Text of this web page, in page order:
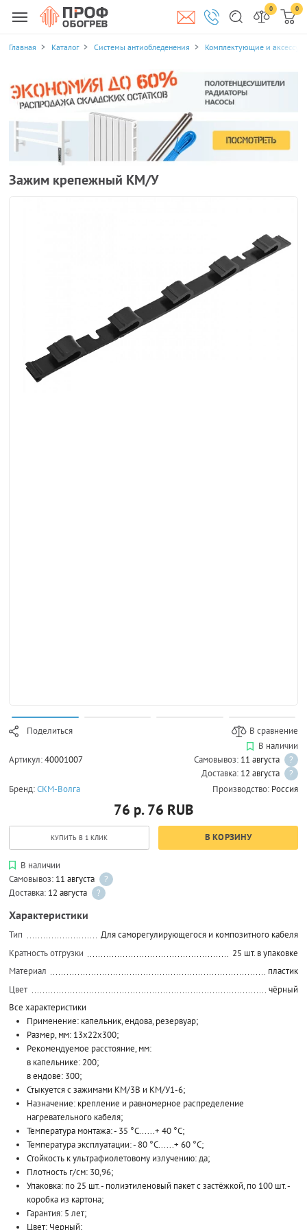
0 0
Главная Каталог Системы антиобледенения Комплектующие и
Зажим крепежный КМ/У
Поделиться В сравнение
Артикул:40001007
В наличии
Самовывоз: 11 августа
?
Доставка: 12 августа
?
Бренд:СКМ-Волга Производство: Россия
76 р. 76 RUB
КУПИТЬ В 1 КЛИК В КОРЗИНУ
В наличии
Самовывоз: 11 августа
?
Доставка: 12 августа ?
Характеристики
Тип
Для саморегулирующегося и композитного кабеля
Кратность отгрузки
25 шт. в упаковке
Материал
пластик
Цвет
чёрный
Все характеристики
Применение: капельник, ендова, резервуар;
Размер, мм: 13x22x300;
Рекомендуемое расстояние, мм:
в капельнике: 200;
в ендове: 300;
Стыкуется с зажимами КМ/3В и КМ/У1-6;
Назначение: крепление и равномерное распределение
нагревательного кабеля;
Температура монтажа: - 35 °С......+ 40 °С;
Температура эксплуатации: - 80 °С......+ 60 °С;
Стойкость к ультрафиолетовому излучению: да;
Плотность г/см: 30,96;
Упаковка: по 25 шт. - полиэтиленовый пакет с застёжкой, по 100 шт. -
коробка из картона;
Гарантия: 5 лет;
Цвет: Черный;